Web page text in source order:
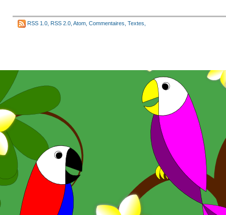
RSS 1.0 RSS 2.0 Atom Commentaires Textes